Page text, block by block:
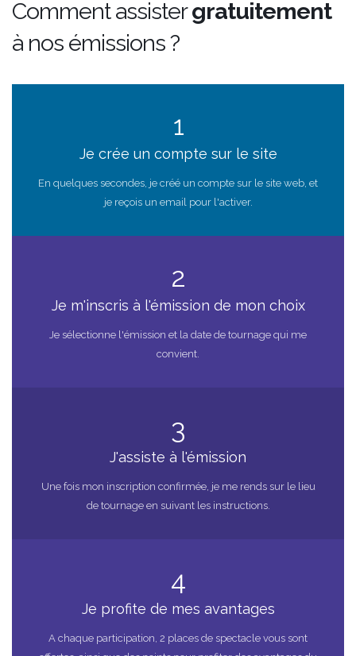
Comment assistergratuitement
à nos émissions ?
1
Je crée un compte sur le site
En quelques secondes, je créé un compte sur le site web, et
je reçois un email pour l'activer.
2
Je m'inscris à l'émission de mon choix
Je sélectionne l'émission et la date de tournage qui me
convient.
3
J'assiste à l'émission
Une fois mon inscription confirmée, je me rends sur le lieu
de tournage en suivant les instructions.
4
Je profite de mes avantages
A chaque participation, 2 places de spectacle vous sont